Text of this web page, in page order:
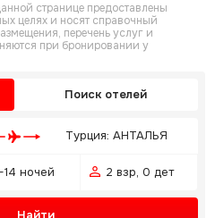
странице предоставлены
целях и носят справочный
перечень услуг и
при бронировании у
Поиск отелей
Турция: АНТАЛЬЯ
ночей 2 взр, 0 дет
Найти